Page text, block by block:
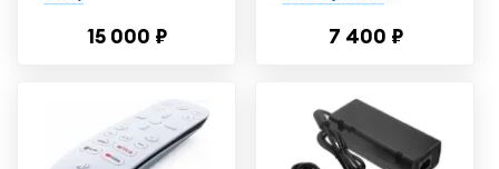
15 000 ₽ 7 400 ₽